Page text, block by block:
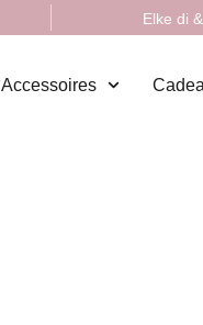
Elke di
Accessoires